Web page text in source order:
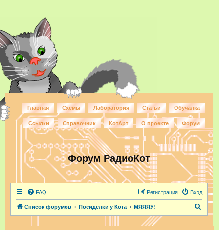
Главная Схемы Лаборатория Статьи Обучалка
Ссылки Справочник КотАрт О проекте Форум
Форум РадиоКот
FAQ Вход
Регистрация
Список форумов Посиделки у Кота МЯЯЯУ!